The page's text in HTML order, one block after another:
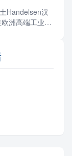
Handelsen汉
洲高端工业零